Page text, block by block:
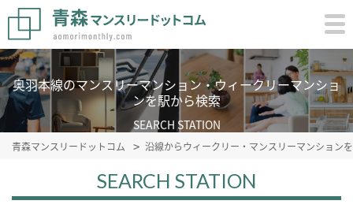
奥羽本線のマンスリーマンション・ウィークリーマンショ
ンを駅から検索
SEARCH STATION
青森マンスリードットコム 沿線からウィークリー・マンスリーマンション
SEARCH STATION